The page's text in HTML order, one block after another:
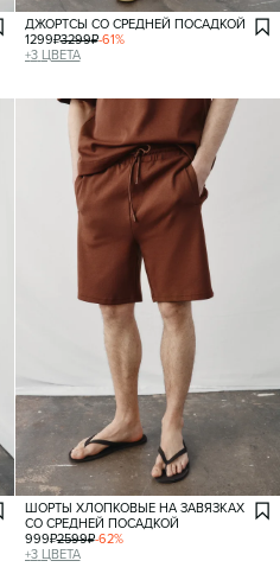
ДЖОРТСЫ СО СРЕДНЕЙ ПОСАДКОЙ
1299₽3299₽-61%
+3 ЦВЕТА
ШОРТЫ ХЛОПКОВЫЕ НА ЗАВЯЗКАХ
СО СРЕДНЕЙ ПОСАДКОЙ
999₽2599₽-62%
+3 ЦВЕТА